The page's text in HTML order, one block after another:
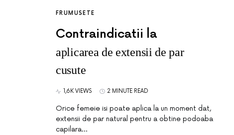
FRUMUSETE
Contraindicatii la
aplicarea de extensii de par
cusute
1,6K VIEWS 2 MINUTE READ
Orice femeie isi poate aplica la un moment dat,
extensii de par natural pentru a obtine podoaba
capilara…